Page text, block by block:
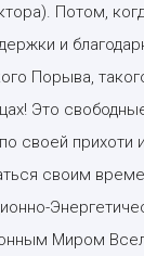
Потом,
и
Порыва,
Это
своей
своим
Миром